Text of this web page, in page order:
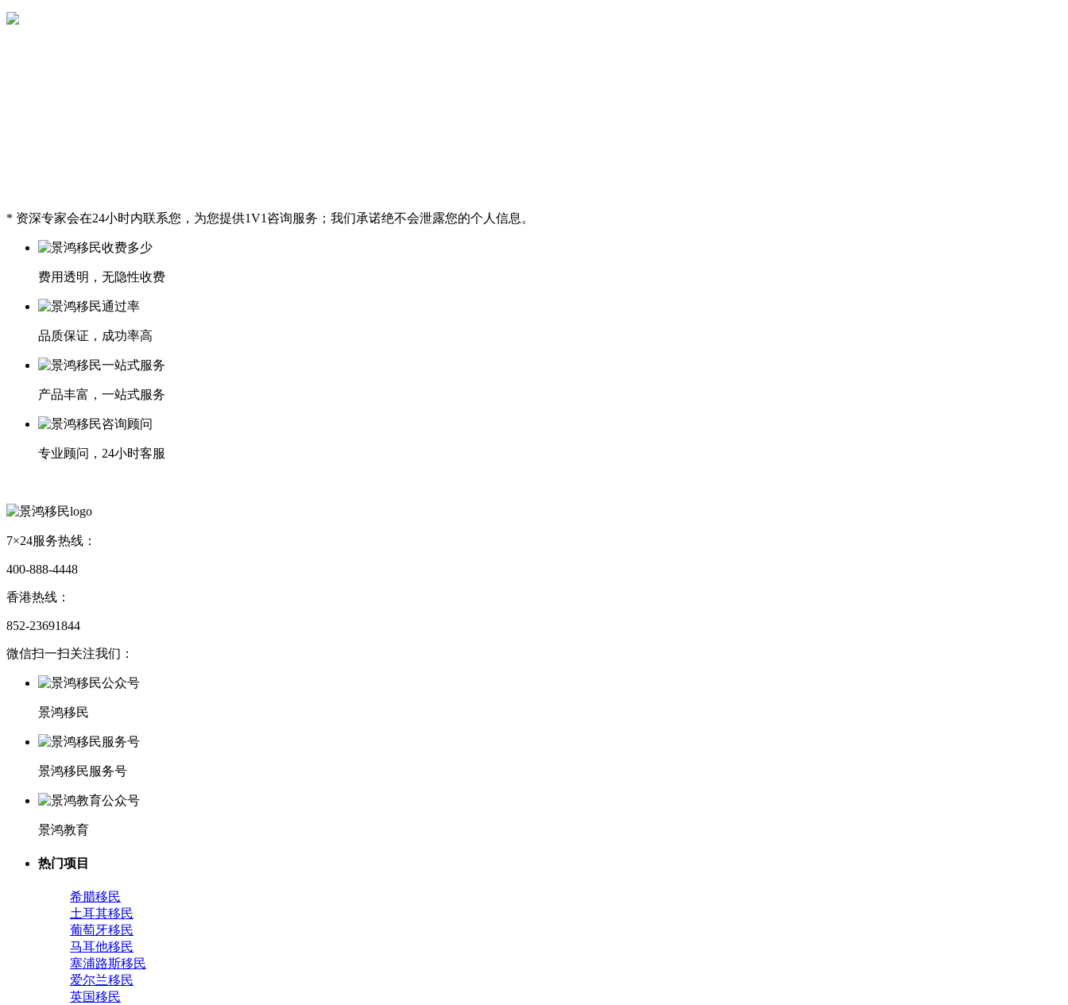
* 资深专家会在24小时内联系您，为您提供1V1咨询服务；我们承诺绝不会泄露您的个人信息。
费用透明，无隐性收费
品质保证，成功率高
产品丰富，一站式服务
专业顾问，24小时客服
7×24服务热线：
400-888-4448
香港热线：
852-23691844
微信扫一扫关注我们：
景鸿移民
景鸿移民服务号
景鸿教育
热门项目
希腊移民
土耳其移民
葡萄牙移民
马耳他移民
塞浦路斯移民
爱尔兰移民
英国移民